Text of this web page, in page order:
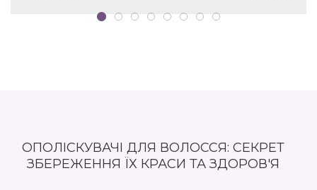
ОПОЛІСКУВАЧІ ДЛЯ ВОЛОССЯ: СЕКРЕТ
ЗБЕРЕЖЕННЯ ЇХ КРАСИ ТА ЗДОРОВ'Я